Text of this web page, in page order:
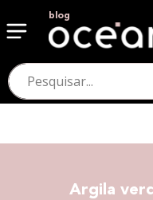
blog
Argila